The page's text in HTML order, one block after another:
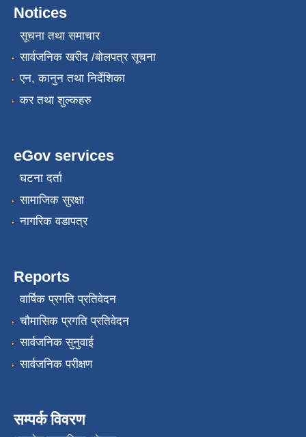
Notices
सूचना तथा समाचार
सार्वजनिक खरीद /बोलपत्र सूचना
एन, कानुन तथा निर्देशिका
कर तथा शुल्कहरु
eGov services
घटना दर्ता
सामाजिक सुरक्षा
नागरिक वडापत्र
Reports
वार्षिक प्रगति प्रतिवेदन
चौमासिक प्रगति प्रतिवेदन
सार्वजनिक सुनुवाई
सार्वजनिक परीक्षण
सम्पर्क विवरण